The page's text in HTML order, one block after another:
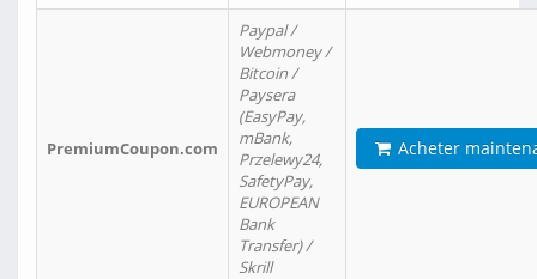
PremiumCoupon.com
Paypal /
Webmoney /
Bitcoin /
Paysera
(EasyPay,
mBank,
Przelewy24,
SafetyPay,
EUROPEAN
Bank
Transfer) /
Skrill
Acheter